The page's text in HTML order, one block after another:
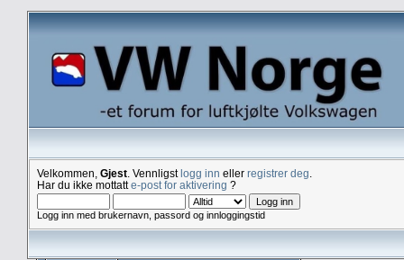
Velkommen, Gjest . Vennligstlogg inn eller registrer deg
Har du ikke mottatte-post for aktivering ?
Logg inn med brukernavn, passord og innloggingstid